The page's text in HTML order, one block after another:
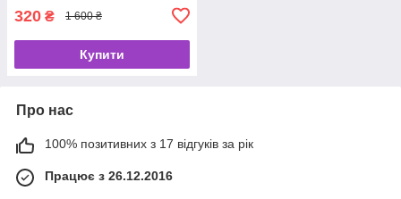
320 ₴ 1 600 ₴
Купити
Про нас
100% позитивних з 17 відгуків за рік
Працює з 26.12.2016